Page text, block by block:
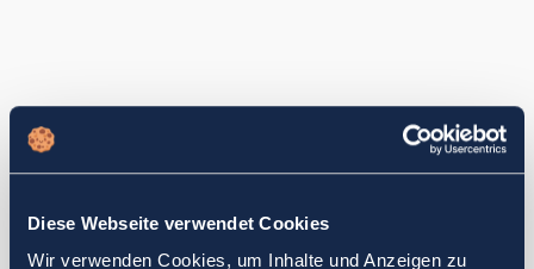
Diese Webseite verwendet Cookies
Wir verwenden Cookies, um Inhalte und Anzeigen zu